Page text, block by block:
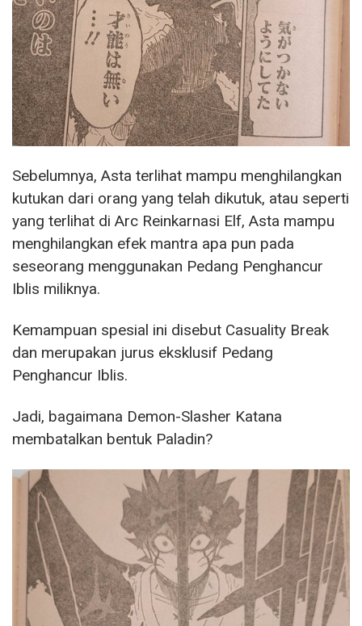
Sebelumnya, Asta terlihat mampu menghilangkan
kutukan dari orang yang telah dikutuk, atau seperti
yang terlihat di Arc Reinkarnasi Elf, Asta mampu
menghilangkan efek mantra apa pun pada
seseorang menggunakan Pedang Penghancur
Iblis miliknya.
Kemampuan spesial ini disebut Casuality Break
dan merupakan jurus eksklusif Pedang
Penghancur Iblis.
Jadi, bagaimana Demon-Slasher Katana
membatalkan bentuk Paladin?